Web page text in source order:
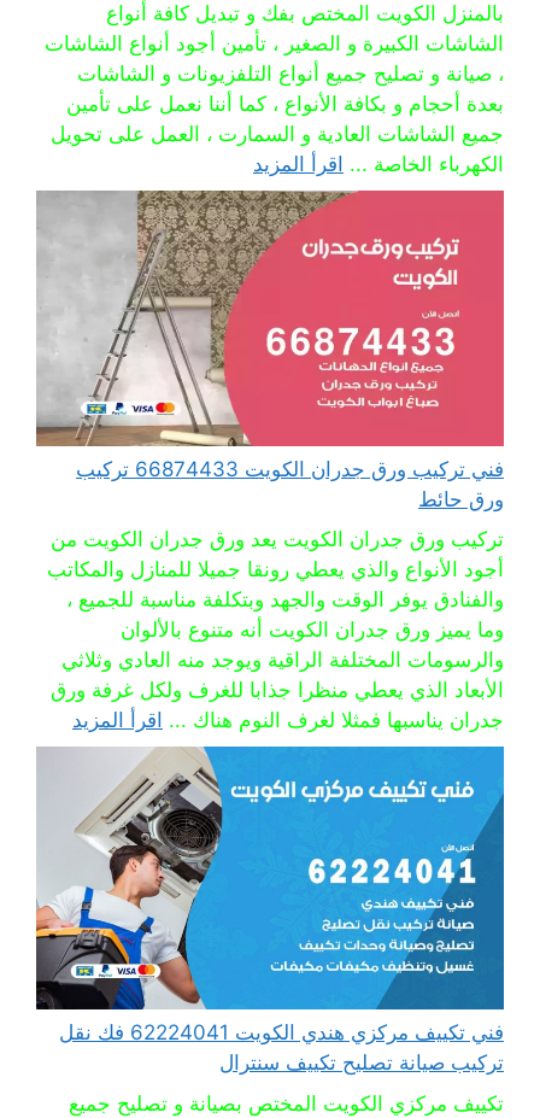
بالمنزل الكويت المختص بفك و تبديل كافة أنواع
الشاشات الكبيرة و الصغير ، تأمين أجود أنواع الشاشات
، صيانة و تصليح جميع أنواع التلفزيونات و الشاشات
بعدة أحجام و بكافة الأنواع ، كما أننا نعمل على تأمين
جميع الشاشات العادية و السمارت ، العمل على تحويل
الكهرباء الخاصة ... اقرأ المزيد
فني تركيب ورق جدران الكويت 66874433 تركيب
ورق حائط
تركيب ورق جدران الكويت يعد ورق جدران الكويت من
أجود الأنواع والذي يعطي رونقا جميلا للمنازل والمكاتب
والفنادق يوفر الوقت والجهد وبتكلفة مناسبة للجميع ،
وما يميز ورق جدران الكويت أنه متنوع بالألوان
والرسومات المختلفة الراقية ويوجد منه العادي وثلاثي
الأبعاد الذي يعطي منظرا جذابا للغرف ولكل غرفة ورق
جدران يناسبها فمثلا لغرف النوم هناك ... اقرأ المزيد
فني تكييف مركزي هندي الكويت 62224041 فك نقل
تركيب صيانة تصليح تكييف سنترال
تكييف مركزي الكويت المختص بصيانة و تصليح جميع